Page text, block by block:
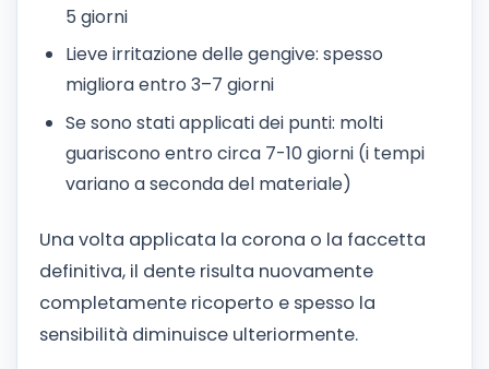
5 giorni
Lieve irritazione delle gengive: spesso
migliora entro 3–7 giorni
Se sono stati applicati dei punti: molti
guariscono entro circa 7-10 giorni (i tempi
variano a seconda del materiale)
Una volta applicata la corona o la faccetta
definitiva, il dente risulta nuovamente
completamente ricoperto e spesso la
sensibilità diminuisce ulteriormente.